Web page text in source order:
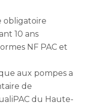
obligatoire
10 ans
NF PAC et
aux pompes a
de
du Haute-